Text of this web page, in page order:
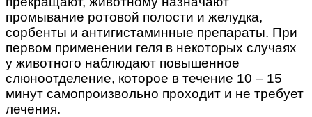
промывание ротовой полости и желудка,
сорбенты и антигистаминные препараты. При
первом применении геля в некоторых случаях
у животного наблюдают повышенное
слюноотделение, которое в течение 10 – 15
минут самопроизвольно проходит и не требует
лечения.